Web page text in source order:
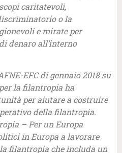
caritatevoli,
o la
e mirate per
denaro all’interno
EFC di gennaio 2018 su
la filantropia ha
per aiutare a costruire
della filantropia.
– Per un Europa
in Europa a lavorare
filantropia che includa un